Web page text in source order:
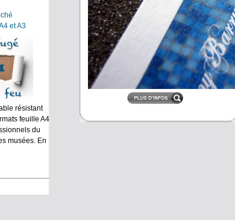
et A3
résistant
feuille A4
du
musées. En